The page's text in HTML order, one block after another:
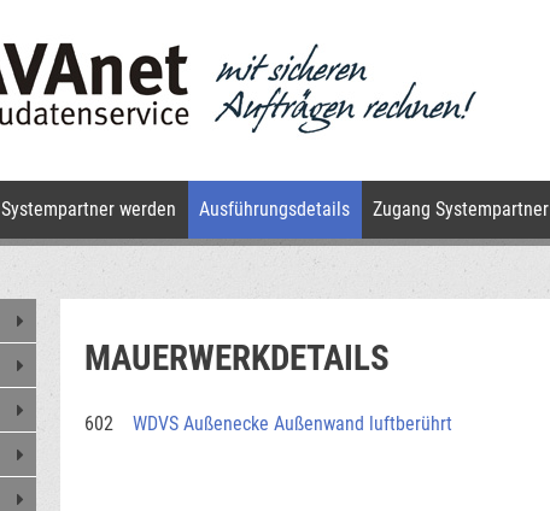
Systempartner werden Ausführungsdetails Zugang Systempartner
MAUERWERKDETAILS
602 WDVS Außenecke Außenwand luftberührt